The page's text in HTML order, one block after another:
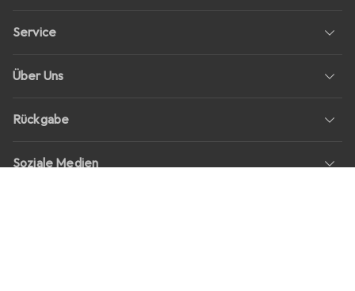
Service
Über Uns
Rückgabe
Soziale Medien